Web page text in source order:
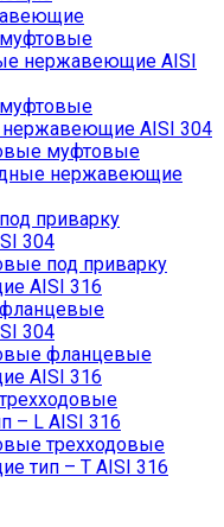
нержавеющие AISI
AISI 304
муфтовые
нержавеющие
приварку
304
под приварку
AISI 316
304
фланцевые
AISI 316
– L AISI 316
трехходовые
тип – T AISI 316